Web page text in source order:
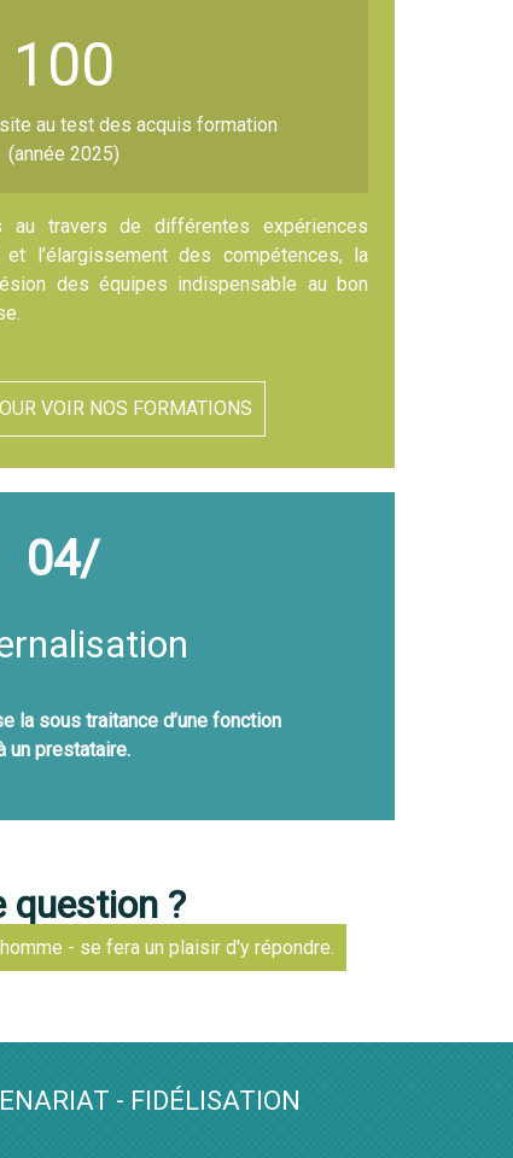
100
au test des acquis formation
(année 2025)
au travers de différentes expériences
et l’élargissement des compétences, la
des équipes indispensable au bon
VOIR NOS FORMATIONS
04/
la sous traitance d’une fonction
un prestataire.
question ?
- se fera un plaisir d'y répondre.
- FIDÉLISATION